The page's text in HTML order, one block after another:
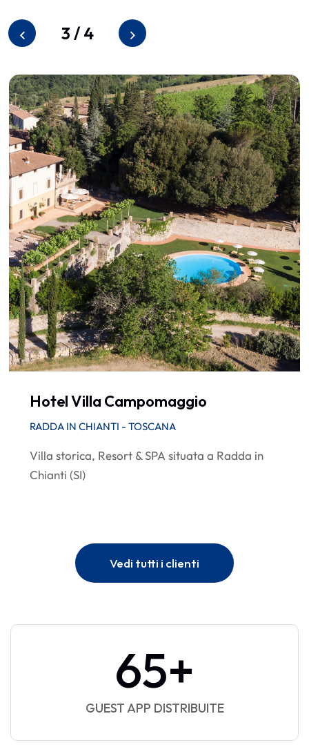
3 /4
Hotel Villa Campomaggio
RADDA IN CHIANTI - TOSCANA
Villa storica, Resort & SPA situata a Radda in
Chianti (SI)
Vedi tutti i clienti
100+
GUEST APP DISTRIBUITE